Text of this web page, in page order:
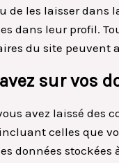
les laisser dans
dans leur profil.
du site peuvent
sur vos
avez laissé
celles que
données